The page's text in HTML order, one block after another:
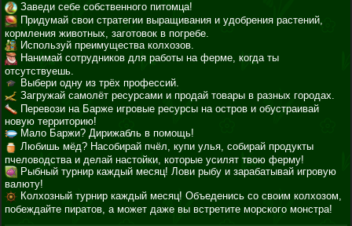
Заведи себе собственного питомца!
Придумай свои стратегии выращивания и удобрения растений,
кормления животных, заготовок в погребе.
Используй преимущества колхозов.
Нанимай сотрудников для работы на ферме, когда ты
отсутствуешь.
Выбери одну из трёх профессий.
Загружай самолёт ресурсами и продай товары в разных городах.
Перевози на Барже игровые ресурсы на остров и обустраивай
новую территорию!
Мало Баржи? Дирижабль в помощь!
Любишь мёд? Насобирай пчёл, купи улья, собирай продукты
пчеловодства и делай настойки, которые усилят твою ферму!
Рыбный турнир каждый месяц! Лови рыбу и зарабатывай игровую
валюту!
Колхозный турнир каждый месяц! Объеденись со своим колхозом,
побеждайте пиратов, а может даже вы встретите морского монстра!